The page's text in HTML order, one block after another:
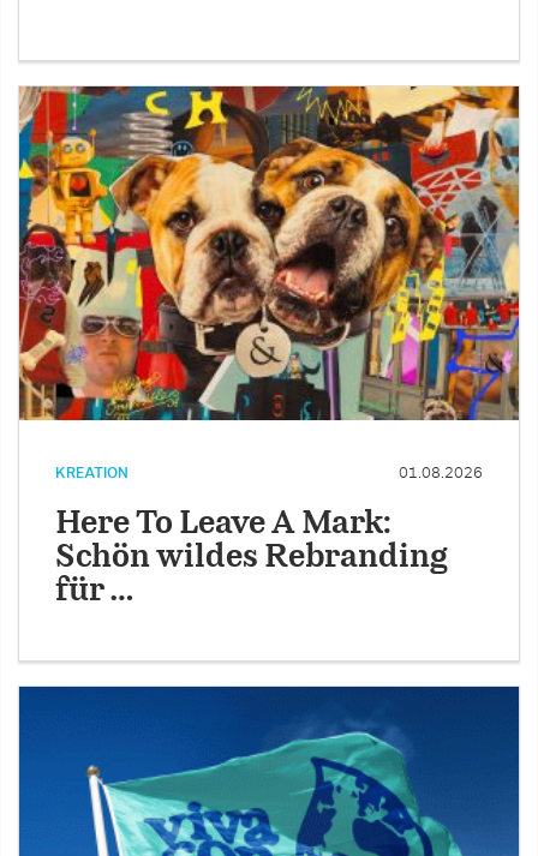
KREATION 01.08.2026
Here To Leave A Mark:
Schön wildes Rebranding
für …